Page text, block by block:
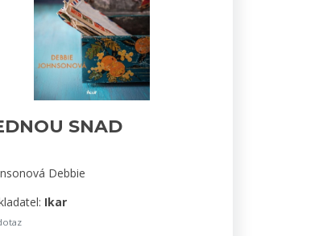
SNAD
Debbie
Ikar